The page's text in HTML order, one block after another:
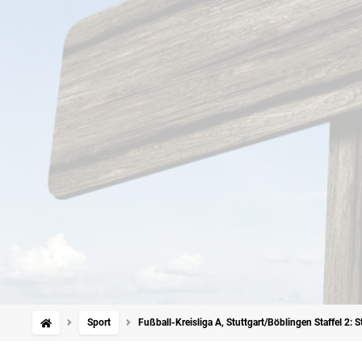
Sport Fußball-Kreisliga A, Stuttgart/Böblingen Staffel 2: